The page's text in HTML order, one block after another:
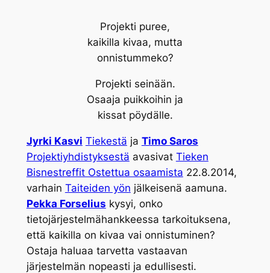
Projekti puree,
kaikilla kivaa, mutta
onnistummeko?
Projekti seinään.
Osaaja puikkoihin ja
kissat pöydälle.
Jyrki Kasvi Tiekestä ja Timo Saros
Projektiyhdistyksestä avasivat Tieken
Bisnestreffit Ostettua osaamista 22.8.2014,
varhain Taiteiden yön jälkeisenä aamuna.
Pekka Forselius kysyi, onko
tietojärjestelmähankkeessa tarkoituksena,
että kaikilla on kivaa vai onnistuminen?
Ostaja haluaa tarvetta vastaavan
järjestelmän nopeasti ja edullisesti.